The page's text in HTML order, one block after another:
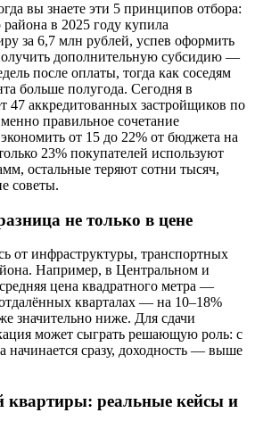
вы знаете эти 5 принципов отбора:
района в 2025 году купила
за 6,7 млн рублей, успев оформить
дополнительную субсидию —
после оплаты, тогда как соседям
больше полугода. Сегодня в
47 аккредитованных застройщиков по
правильное сочетание
от 15 до 22% от бюджета на
23% покупателей используют
остальные теряют сотни тысяч,
советы.
не только в цене
от инфраструктуры, транспортных
Например, в Центральном и
цена квадратного метра —
кварталах — на 10–18%
значительно ниже. Для сдачи
может сыграть решающую роль: с
начинается сразу, доходность — выше
квартиры: реальные кейсы и